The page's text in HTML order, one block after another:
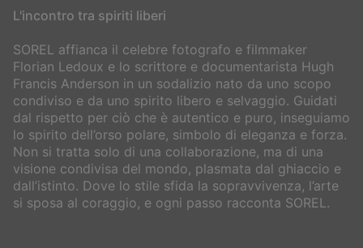
L'incontro tra spiriti liberi
SOREL affianca il celebre fotografo e filmmaker
Florian Ledoux e lo scrittore e documentarista Hugh
Francis Anderson in un sodalizio nato da uno scopo
condiviso e da uno spirito libero e selvaggio. Guidati
dal rispetto per ciò che è autentico e puro, inseguiamo
lo spirito dell’orso polare, simbolo di eleganza e forza.
Non si tratta solo di una collaborazione, ma di una
visione condivisa del mondo, plasmata dal ghiaccio e
dall’istinto. Dove lo stile sfida la sopravvivenza, l’arte
si sposa al coraggio, e ogni passo racconta SOREL.